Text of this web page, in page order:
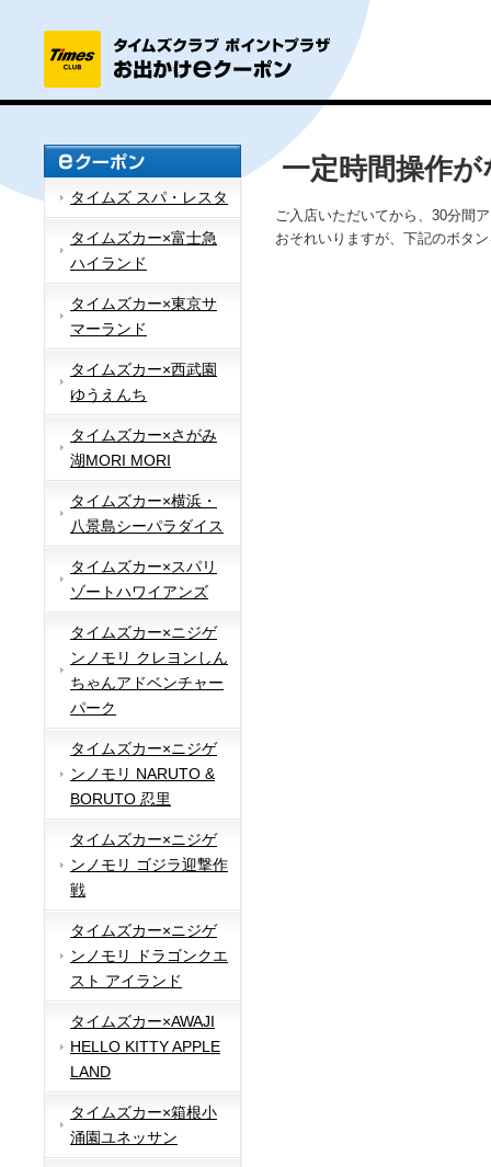
タイムズ スパ・レスタ
タイムズカー×富士急
ハイランド
タイムズカー×東京サ
マーランド
タイムズカー×西武園
ゆうえんち
タイムズカー×さがみ
湖MORI MORI
タイムズカー×横浜・
八景島シーパラダイス
タイムズカー×スパリ
ゾートハワイアンズ
タイムズカー×ニジゲ
ンノモリ クレヨンしん
ちゃんアドベンチャー
パーク
タイムズカー×ニジゲ
ンノモリ NARUTO &
BORUTO 忍里
タイムズカー×ニジゲ
ンノモリ ゴジラ迎撃作
戦
タイムズカー×ニジゲ
ンノモリ ドラゴンクエ
スト アイランド
タイムズカー×AWAJI
HELLO KITTY APPLE
LAND
タイムズカー×箱根小
涌園ユネッサン
一定時間操作
ご入店いただいてから、30分間
おそれいりますが、下記のボタ